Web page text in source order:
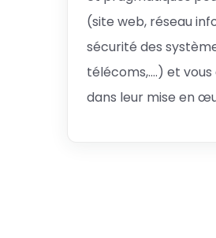
(site web, réseau
sécurité des
télécoms,….) et
dans leur mise en